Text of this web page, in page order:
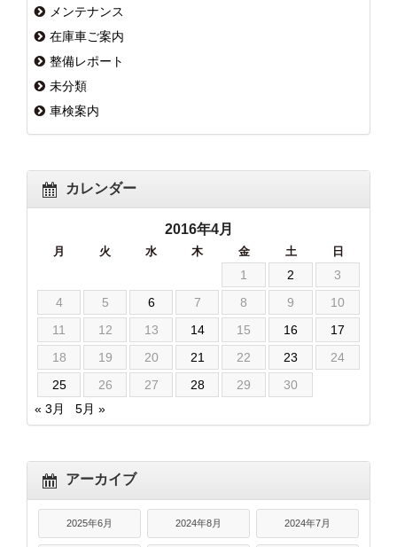
メンテナンス
在庫車ご案内
整備レポート
未分類
車検案内
カレンダー
2016年4月
月 火 水 木 金 土 日
1 2
3
4
5 6 7 8 9
10
11
12 13 14 15 16
17
18
19 20 21 22 23
24
25
26 27 28 29
30
« 3月
5月 »
アーカイブ
2025年6月 2024年8月 2024年7月